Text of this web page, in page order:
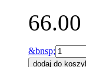
&bnsp;